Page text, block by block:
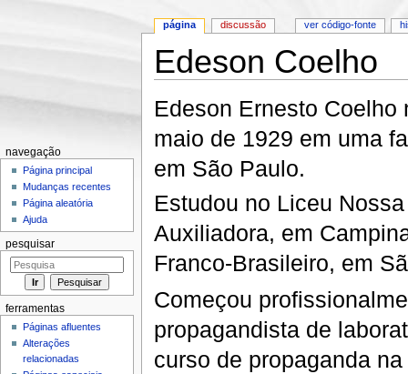
Edeson Coelho
Edeson Ernesto Coelho
maio de 1929 em uma
em São Paulo.
Estudou no Liceu
Auxiliadora, em
Franco-Brasileiro, em
Começou
propagandista de
curso de propaganda
página discussão ver código-fonte
navegação
Página principal
Mudanças recentes
Página aleatória
Ajuda
pesquisar
ferramentas
Páginas afluentes
Alterações
relacionadas